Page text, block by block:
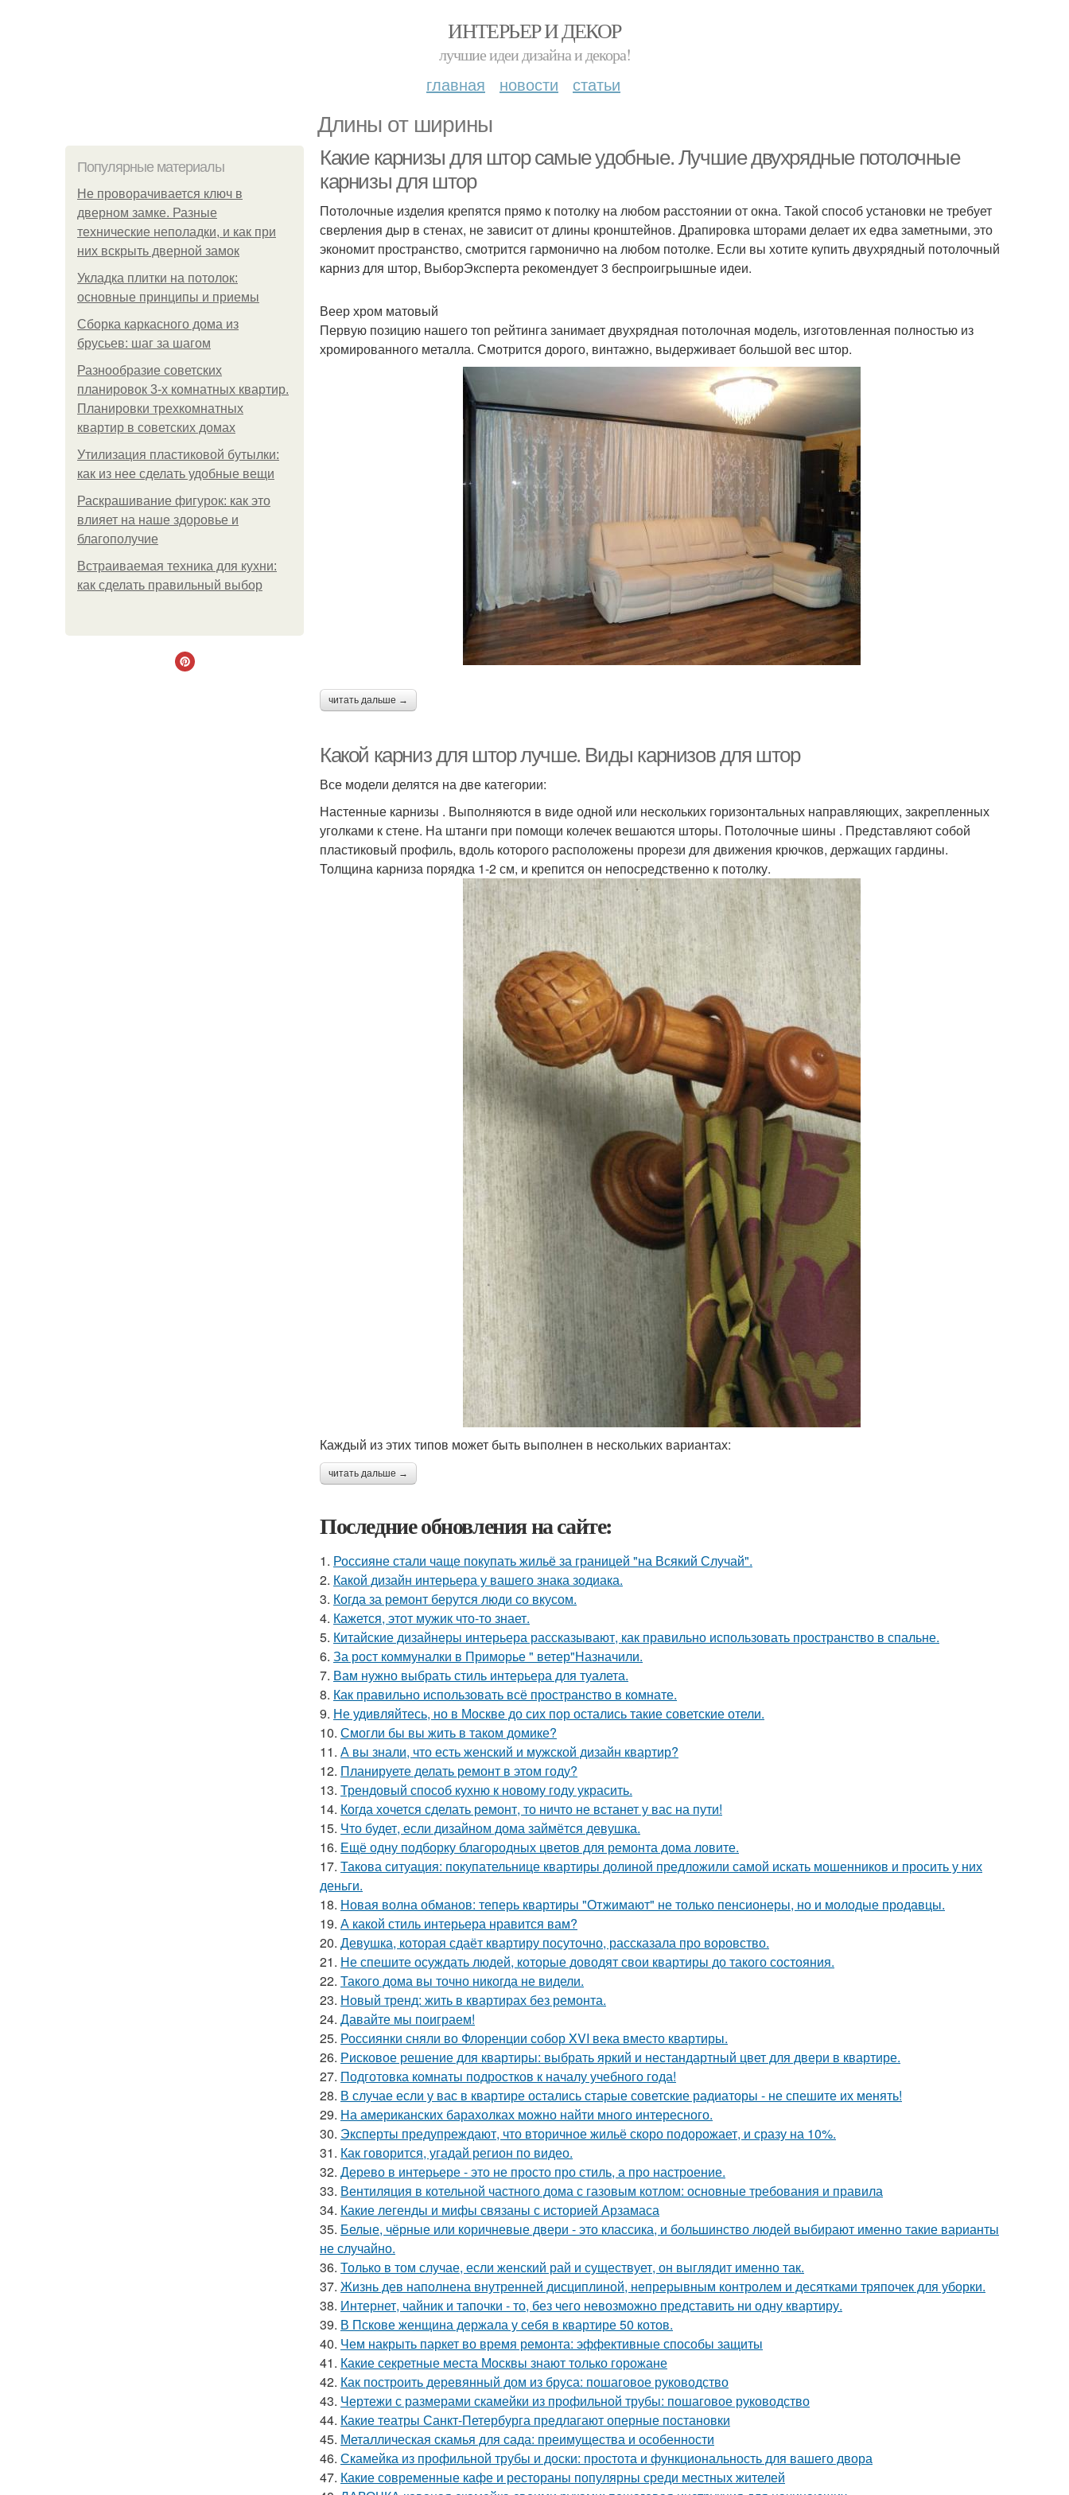
ИНТЕРЬЕР И ДЕКОР
лучшие идеи дизайна и декора!
главная новости статьи
Длины от ширины
Популярные материалы
Не проворачивается ключ в
дверном замке. Разные
технические неполадки, и как при
них вскрыть дверной замок
Укладка плитки на потолок:
основные принципы и приемы
Сборка каркасного дома из
брусьев: шаг за шагом
Разнообразие советских
планировок 3-х комнатных квартир.
Планировки трехкомнатных
квартир в советских домах
Утилизация пластиковой бутылки:
как из нее сделать удобные вещи
Раскрашивание фигурок: как это
влияет на наше здоровье и
благополучие
Встраиваемая техника для кухни:
как сделать правильный выбор
Какие карнизы для штор самые удобные. Лучшие двухрядные потолочные
карнизы для штор
Потолочные изделия крепятся прямо к потолку на любом расстоянии от окна. Такой способ установки не требует
сверления дыр в стенах, не зависит от длины кронштейнов. Драпировка шторами делает их едва заметными, это
экономит пространство, смотрится гармонично на любом потолке. Если вы хотите купить двухрядный потолочный
карниз для штор, ВыборЭксперта рекомендует 3 беспроигрышные идеи.
Веер хром матовый
Первую позицию нашего топ рейтинга занимает двухрядная потолочная модель, изготовленная полностью из
хромированного металла. Смотрится дорого, винтажно, выдерживает большой вес штор.
читать дальше →
Какой карниз для штор лучше. Виды карнизов для штор
Все модели делятся на две категории:
Настенные карнизы . Выполняются в виде одной или нескольких горизонтальных направляющих, закрепленных
уголками к стене. На штанги при помощи колечек вешаются шторы. Потолочные шины . Представляют собой
пластиковый профиль, вдоль которого расположены прорези для движения крючков, держащих гардины.
Толщина карниза порядка 1-2 см, и крепится он непосредственно к потолку.
Каждый из этих типов может быть выполнен в нескольких вариантах:
читать дальше →
Последние обновления на сайте:
1. Россияне стали чаще покупать жильё за границей "на Всякий Случай".
2. Какой дизайн интерьера у вашего знака зодиака.
3. Когда за ремонт берутся люди со вкусом.
4. Кажется, этот мужик что-то знает.
5. Китайские дизайнеры интерьера рассказывают, как правильно использовать пространство в спальне.
6. За рост коммуналки в Приморье " ветер"Назначили.
7. Вам нужно выбрать стиль интерьера для туалета.
8. Как правильно использовать всё пространство в комнате.
9. Не удивляйтесь, но в Москве до сих пор остались такие советские отели.
10. Смогли бы вы жить в таком домике?
11. А вы знали, что есть женский и мужской дизайн квартир?
12. Планируете делать ремонт в этом году?
13. Трендовый способ кухню к новому году украсить.
14. Когда хочется сделать ремонт, то ничто не встанет у вас на пути!
15. Что будет, если дизайном дома займётся девушка.
16. Ещё одну подборку благородных цветов для ремонта дома ловите.
17. Такова ситуация: покупательнице квартиры долиной предложили самой искать мошенников и просить у них
деньги.
18. Новая волна обманов: теперь квартиры "Отжимают" не только пенсионеры, но и молодые продавцы.
19. А какой стиль интерьера нравится вам?
20. Девушка, которая сдаёт квартиру посуточно, рассказала про воровство.
21. Не спешите осуждать людей, которые доводят свои квартиры до такого состояния.
22. Такого дома вы точно никогда не видели.
23. Новый тренд: жить в квартирах без ремонта.
24. Давайте мы поиграем!
25. Россиянки сняли во Флоренции собор XVI века вместо квартиры.
26. Рисковое решение для квартиры: выбрать яркий и нестандартный цвет для двери в квартире.
27. Подготовка комнаты подростков к началу учебного года!
28. В случае если у вас в квартире остались старые советские радиаторы - не спешите их менять!
29. На американских барахолках можно найти много интересного.
30. Эксперты предупреждают, что вторичное жильё скоро подорожает, и сразу на 10%.
31. Как говорится, угадай регион по видео.
32. Дерево в интерьере - это не просто про стиль, а про настроение.
33. Вентиляция в котельной частного дома с газовым котлом: основные требования и правила
34. Какие легенды и мифы связаны с историей Арзамаса
35. Белые, чёрные или коричневые двери - это классика, и большинство людей выбирают именно такие варианты
не случайно.
36. Только в том случае, если женский рай и существует, он выглядит именно так.
37. Жизнь дев наполнена внутренней дисциплиной, непрерывным контролем и десятками тряпочек для уборки.
38. Интернет, чайник и тапочки - то, без чего невозможно представить ни одну квартиру.
39. В Пскове женщина держала у себя в квартире 50 котов.
40. Чем накрыть паркет во время ремонта: эффективные способы защиты
41. Какие секретные места Москвы знают только горожане
42. Как построить деревянный дом из бруса: пошаговое руководство
43. Чертежи с размерами скамейки из профильной трубы: пошаговое руководство
44. Какие театры Санкт-Петербурга предлагают оперные постановки
45. Металлическая скамья для сада: преимущества и особенности
46. Скамейка из профильной трубы и доски: простота и функциональность для вашего двора
47. Какие современные кафе и рестораны популярны среди местных жителей